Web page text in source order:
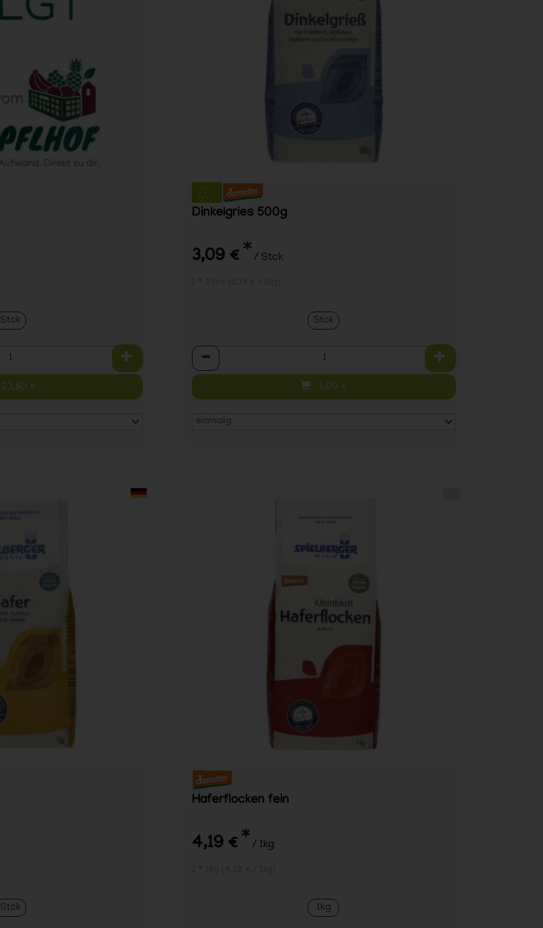
Stck
23,50 €
Dinkelgries 500g
3,09 €* / Stck
Stck
Anzahl
3,09 €
Stck
Haferflocken fein
4,19 €* / 1kg
1kg